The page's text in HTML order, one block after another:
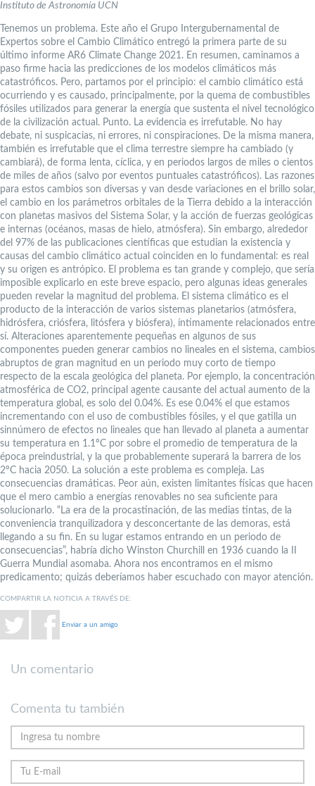
Instituto de Astronomía UCN
Tenemos un problema. Este año el Grupo Intergubernamental de
Expertos sobre el Cambio Climático entregó la primera parte de su
último informe AR6 Climate Change 2021. En resumen, caminamos a
paso firme hacia las predicciones de los modelos climáticos más
catastróficos. Pero, partamos por el principio: el cambio climático está
ocurriendo y es causado, principalmente, por la quema de combustibles
fósiles utilizados para generar la energía que sustenta el nivel tecnológico
de la civilización actual. Punto. La evidencia es irrefutable. No hay
debate, ni suspicacias, ni errores, ni conspiraciones. De la misma manera,
también es irrefutable que el clima terrestre siempre ha cambiado (y
cambiará), de forma lenta, cíclica, y en periodos largos de miles o cientos
de miles de años (salvo por eventos puntuales catastróficos). Las razones
para estos cambios son diversas y van desde variaciones en el brillo solar,
el cambio en los parámetros orbitales de la Tierra debido a la interacción
con planetas masivos del Sistema Solar, y la acción de fuerzas geológicas
e internas (océanos, masas de hielo, atmósfera). Sin embargo, alrededor
del 97% de las publicaciones científicas que estudian la existencia y
causas del cambio climático actual coinciden en lo fundamental: es real
y su origen es antrópico. El problema es tan grande y complejo, que sería
imposible explicarlo en este breve espacio, pero algunas ideas generales
pueden revelar la magnitud del problema. El sistema climático es el
producto de la interacción de varios sistemas planetarios (atmósfera,
hidrósfera, criósfera, litósfera y biósfera), íntimamente relacionados entre
sí. Alteraciones aparentemente pequeñas en algunos de sus
componentes pueden generar cambios no lineales en el sistema, cambios
abruptos de gran magnitud en un periodo muy corto de tiempo
respecto de la escala geológica del planeta. Por ejemplo, la concentración
atmosférica de CO2, principal agente causante del actual aumento de la
temperatura global, es solo del 0.04%. Es ese 0.04% el que estamos
incrementando con el uso de combustibles fósiles, y el que gatilla un
sinnúmero de efectos no lineales que han llevado al planeta a aumentar
su temperatura en 1.1ºC por sobre el promedio de temperatura de la
época preindustrial, y la que probablemente superará la barrera de los
2ºC hacia 2050. La solución a este problema es compleja. Las
consecuencias dramáticas. Peor aún, existen limitantes físicas que hacen
que el mero cambio a energías renovables no sea suficiente para
solucionarlo. “La era de la procastinación, de las medias tintas, de la
conveniencia tranquilizadora y desconcertante de las demoras, está
llegando a su fin. En su lugar estamos entrando en un periodo de
consecuencias”, habría dicho Winston Churchill en 1936 cuando la II
Guerra Mundial asomaba. Ahora nos encontramos en el mismo
predicamento; quizás deberíamos haber escuchado con mayor atención.
COMPARTIR LA NOTICIA A TRAVÉS DE:
Enviar a un amigo
Un comentario
Comenta tu también